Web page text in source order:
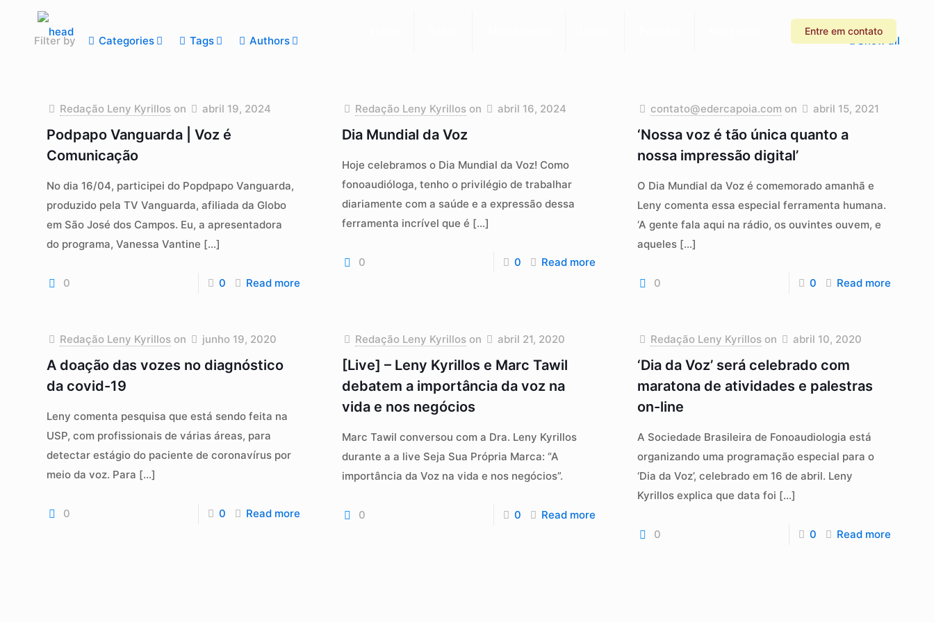
Entre em contato
Filter by Categories Tags Authors Show all
Redação Leny Kyrillos on abril 19, 2024
Podpapo Vanguarda | Voz é
Comunicação
No dia 16/04, participei do Popdpapo Vanguarda,
produzido pela TV Vanguarda, afiliada da Globo
em São José dos Campos. Eu, a apresentadora
do programa, Vanessa Vantine […]
0 0 Read more
Redação Leny Kyrillos on abril 16, 2024
Dia Mundial da Voz
Hoje celebramos o Dia Mundial da Voz! Como
fonoaudióloga, tenho o privilégio de trabalhar
diariamente com a saúde e a expressão dessa
ferramenta incrível que é […]
0 0 Read more
contato@edercapoia.com on abril 15, 2021
‘Nossa voz é tão única quanto a
nossa impressão digital’
O Dia Mundial da Voz é comemorado amanhã e
Leny comenta essa especial ferramenta humana.
‘A gente fala aqui na rádio, os ouvintes ouvem, e
aqueles […]
0 0 Read more
Redação Leny Kyrillos on junho 19, 2020
A doação das vozes no diagnóstico
da covid-19
Leny comenta pesquisa que está sendo feita na
USP, com profissionais de várias áreas, para
detectar estágio do paciente de coronavírus por
meio da voz. Para […]
0 0 Read more
Redação Leny Kyrillos on abril 21, 2020
[Live] – Leny Kyrillos e Marc Tawil
debatem a importância da voz na
vida e nos negócios
Marc Tawil conversou com a Dra. Leny Kyrillos
durante a a live Seja Sua Própria Marca: “A
importância da Voz na vida e nos negócios”.
0 0 Read more
Redação Leny Kyrillos on abril 10, 2020
‘Dia da Voz’ será celebrado com
maratona de atividades e palestras
on-line
A Sociedade Brasileira de Fonoaudiologia está
organizando uma programação especial para o
‘Dia da Voz’, celebrado em 16 de abril. Leny
Kyrillos explica que data foi […]
0 0 Read more